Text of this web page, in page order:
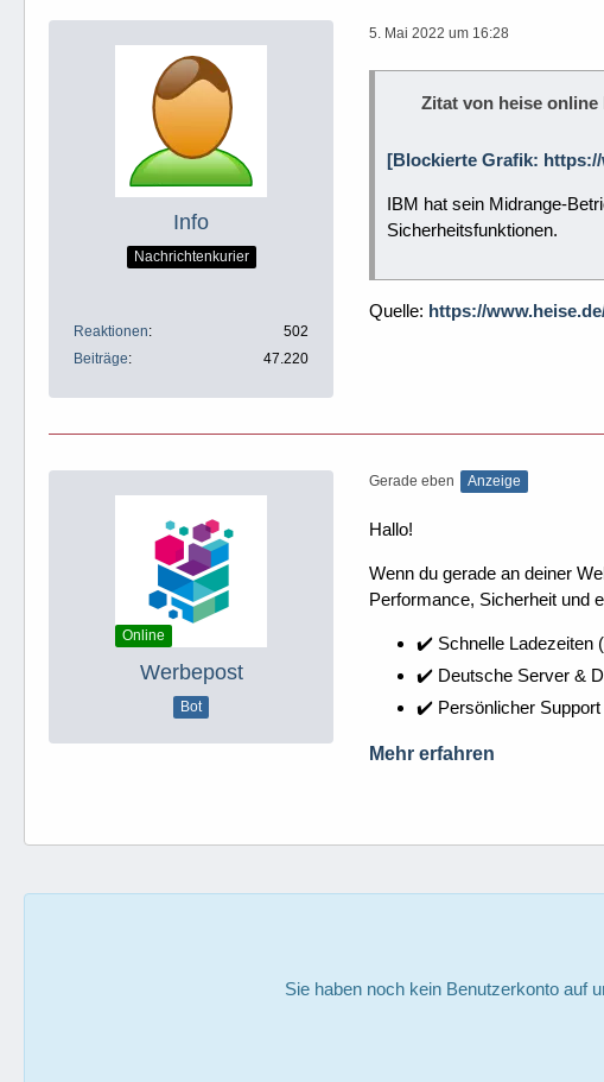
Info
Nachrichtenkurier
Reaktionen
502
Beiträge
47.220
5. Mai 2022 um 16:28
Zitat von heise online
[Blockierte Grafik: https://
IBM hat sein Midrange-
Sicherheitsfunktionen.
Quelle: https://
Online
Werbepost
Bot
Gerade eben Anzeige
Hallo!
Wenn du gerade an deiner
Performance, Sicherheit und
✔️ Schnelle Ladezeiten
✔️ Deutsche Server &
✔️ Persönlicher
Mehr erfahren
Sie haben noch kein Benutzerkonto auf